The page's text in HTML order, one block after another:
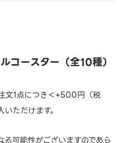
コースター（全10種）
文1点につき＜+500円（税
ただけます。
可能性がございますのであら